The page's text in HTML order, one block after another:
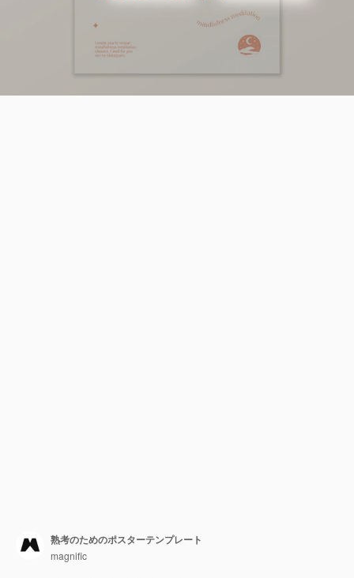
熟考のためのポスターテンプレート
magnific